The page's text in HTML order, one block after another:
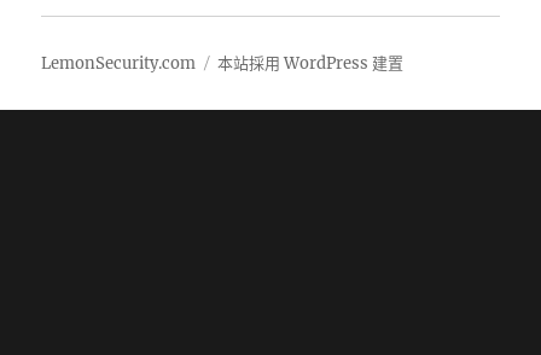
LemonSecurity.com 本站採用 WordPress 建置